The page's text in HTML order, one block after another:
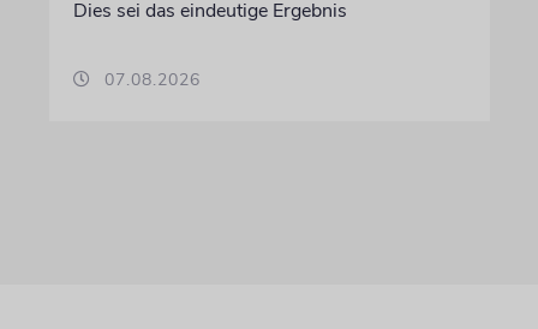
Dies sei das eindeutige Ergebnis
07.08.2026